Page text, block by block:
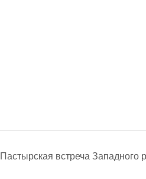
Пастырская встреча Западного